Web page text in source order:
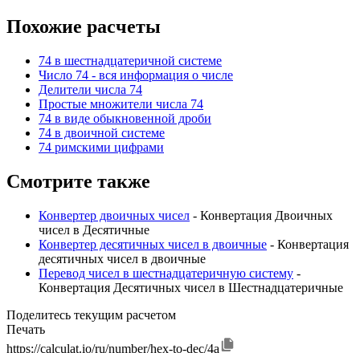
Похожие расчеты
74 в шестнадцатеричной системе
Число 74 - вся информация о числе
Делители числа 74
Простые множители числа 74
74 в виде обыкновенной дроби
74 в двоичной системе
74 римскими цифрами
Смотрите также
Конвертер двоичных чисел - Конвертация Двоичных
чисел в Десятичные
Конвертер десятичных чисел в двоичные - Конвертация
десятичных чисел в двоичные
Перевод чисел в шестнадцатеричную систему -
Конвертация Десятичных чисел в Шестнадцатеричные
Поделитесь текущим расчетом
Печать
https://calculat.io/ru/number/hex-to-dec/4a